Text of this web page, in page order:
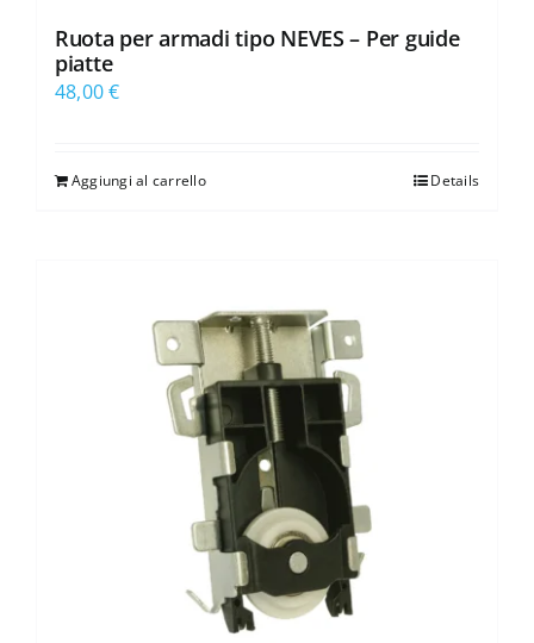
Ruota per armadi tipo NEVES – Per guide
piatte
48,00€
Aggiungi al carrello Details